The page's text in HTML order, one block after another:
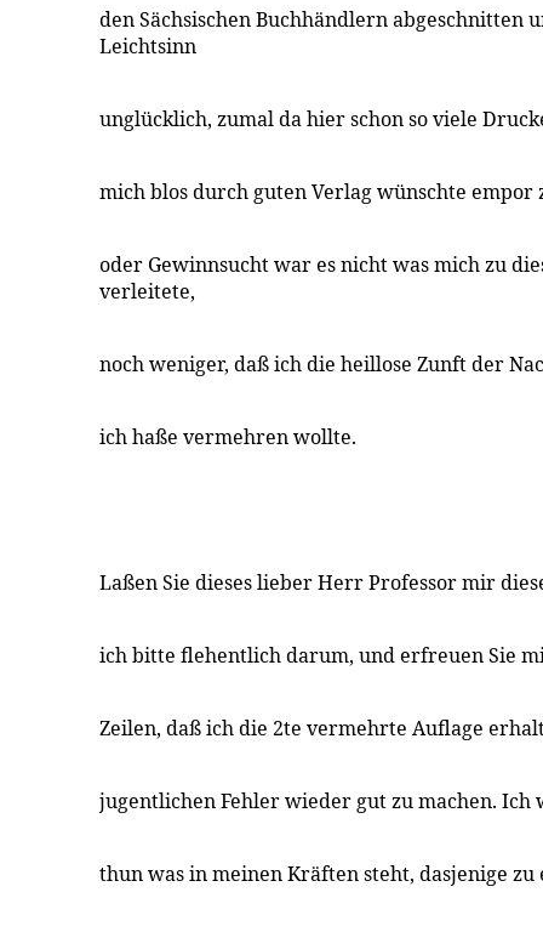
den Sächsischen Buchhändlern abgeschnitten
Leichtsinn
unglücklich, zumal da hier schon so viele
mich blos durch guten Verlag wünschte empor
oder Gewinnsucht war es nicht was mich zu
verleitete,
noch weniger, daß ich die heillose Zunft der
ich haße vermehren wollte.
Laßen Sie dieses lieber Herr Professor mir
ich bitte flehentlich darum, und erfreuen Sie
Zeilen, daß ich die 2te vermehrte Auflage
jugentlichen Fehler wieder gut zu machen. Ich
thun was in meinen Kräften steht, dasjenige zu